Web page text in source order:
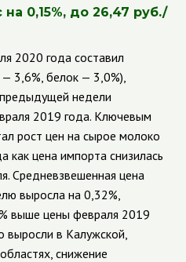
0,15%, до 26,47 руб./
2020 года составил
3,6%, белок — 3,0%),
недели
2019 года. Ключевым
рост цен на сырое молоко
как цена импорта снизилась
Средневзвешенная цена
выросла на 0,32%,
выше цены февраля 2019
выросли в Калужской,
снижение